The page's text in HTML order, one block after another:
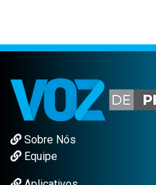
Sobre Nós
Equipe